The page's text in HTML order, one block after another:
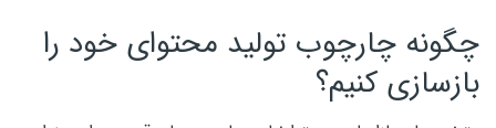
چگونه چارچوب تولید محتوای خود را
بازسازی کنیم؟